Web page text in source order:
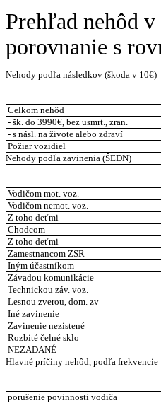
Prehľad nehôd
porovnanie s
Nehody podľa následkov (škoda v 10€)
Celkom nehôd
- šk. do 3990€, bez usmrt., zran.
- s násl. na živote alebo zdraví
Požiar vozidiel
Nehody podľa zavinenia (ŠEDN)
Vodičom mot. voz.
Vodičom nemot. voz.
Z toho deťmi
Chodcom
Z toho deťmi
Zamestnancom ZSR
Iným účastníkom
Závadou komunikácie
Technickou záv. voz.
Lesnou zverou, dom. zv
Iné zavinenie
Zavinenie nezistené
Rozbité čelné sklo
NEZADANÉ
Hlavné príčiny nehôd, podľa frekvencie
porušenie povinnosti vodiča